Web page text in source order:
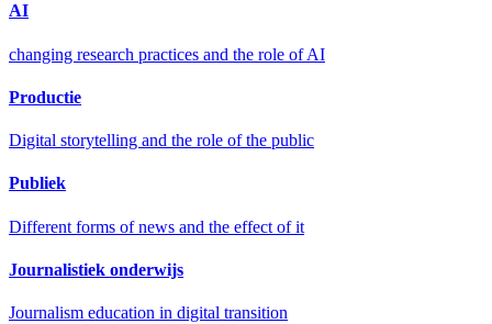
AI
changing research practices and the role of AI
Productie
Digital storytelling and the role of the public
Publiek
Different forms of news and the effect of it
Journalistiek onderwijs
Journalism education in digital transition